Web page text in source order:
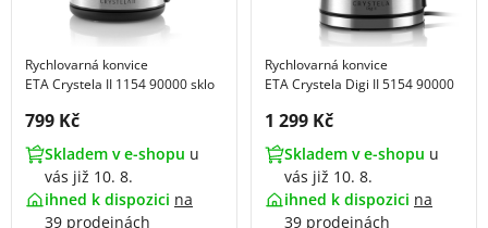
Rychlovarná konvice
ETA Crystela II 1154 90000 sklo
Cena s DPH:
799 Kč
Skladem v e-shopu u
vás již 10. 8.
ihned k dispozici na
39 prodejnách
Rychlovarná konvice
ETA Crystela Digi II 5154 90000
Cena s DPH:
1 299 Kč
Skladem v e-shopu u
vás již 10. 8.
ihned k dispozici na
39 prodejnách